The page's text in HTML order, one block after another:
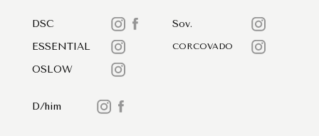
DSC
Sov.
ESSENTIAL
CORCOVADO
OSLOW
D/him